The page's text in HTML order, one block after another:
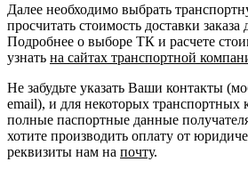
Далее необходимо выбрать
просчитать стоимость доставки
Подробнее о выборе ТК и расчете
узнать на сайтах транспортной
Не забудьте указать Ваши контакты
email), и для некоторых транспортных
полные паспортные данные
хотите производить оплату от
реквизиты нам на почту.